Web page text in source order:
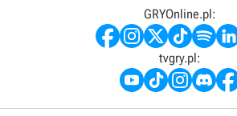
GRYOnline.pl:
tvgry.pl: